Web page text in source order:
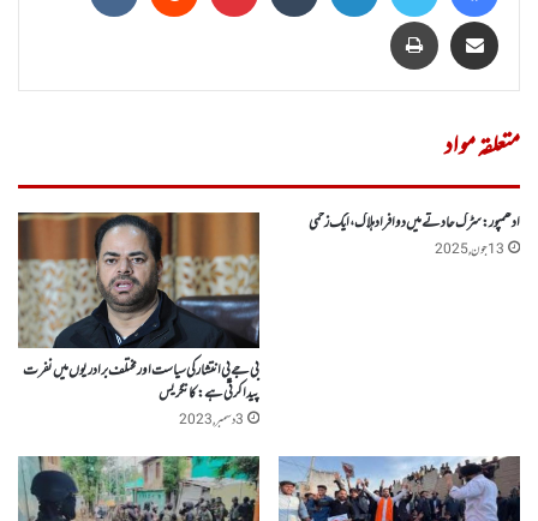
Share via Email پرنٹ
متعلقہ مواد
ادھمپور: سڑک حادثے میں دو افراد ہلاک ، ایک زخمی
13 جون, 2025
بی جے پی انتشار کی سیاست اور مختلف برادریوں میں نفرت
پیدا کرتی ہے: کانگریس
3 دسمبر, 2023